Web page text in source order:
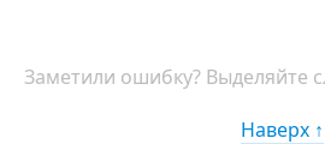
Заметили ошибку? Выделяйте
Наверх ↑